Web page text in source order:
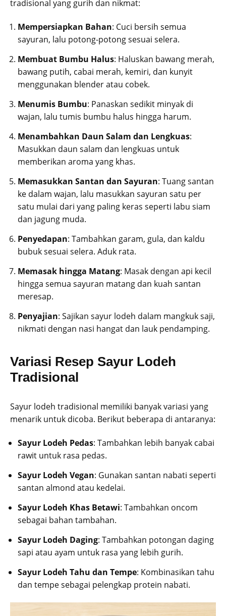
tradisional yang gurih dan nikmat:
Mempersiapkan Bahan: Cuci bersih semua
sayuran, lalu potong-potong sesuai selera.
Membuat Bumbu Halus: Haluskan bawang merah,
bawang putih, cabai merah, kemiri, dan kunyit
menggunakan blender atau cobek.
Menumis Bumbu: Panaskan sedikit minyak di
wajan, lalu tumis bumbu halus hingga harum.
Menambahkan Daun Salam dan Lengkuas:
Masukkan daun salam dan lengkuas untuk
memberikan aroma yang khas.
Memasukkan Santan dan Sayuran: Tuang santan
ke dalam wajan, lalu masukkan sayuran satu per
satu mulai dari yang paling keras seperti labu siam
dan jagung muda.
Penyedapan: Tambahkan garam, gula, dan kaldu
bubuk sesuai selera. Aduk rata.
Memasak hingga Matang: Masak dengan api kecil
hingga semua sayuran matang dan kuah santan
meresap.
Penyajian: Sajikan sayur lodeh dalam mangkuk saji,
nikmati dengan nasi hangat dan lauk pendamping.
Variasi Resep Sayur Lodeh
Tradisional
Sayur lodeh tradisional memiliki banyak variasi yang
menarik untuk dicoba. Berikut beberapa di antaranya:
Sayur Lodeh Pedas: Tambahkan lebih banyak cabai
rawit untuk rasa pedas.
Sayur Lodeh Vegan: Gunakan santan nabati seperti
santan almond atau kedelai.
Sayur Lodeh Khas Betawi: Tambahkan oncom
sebagai bahan tambahan.
Sayur Lodeh Daging: Tambahkan potongan daging
sapi atau ayam untuk rasa yang lebih gurih.
Sayur Lodeh Tahu dan Tempe: Kombinasikan tahu
dan tempe sebagai pelengkap protein nabati.